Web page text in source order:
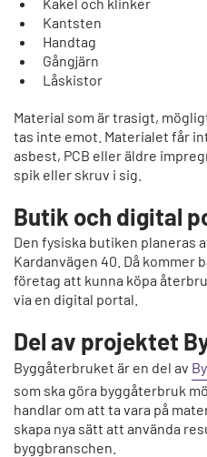
Kantsten
Handtag
Gångjärn
Låskistor
Material som är trasigt,
tas inte emot. Materialet får
asbest, PCB eller äldre
spik eller skruv i sig.
Butik och digital
Den fysiska butiken planeras
Kardanvägen 40. Då kommer
företag att kunna köpa
via en digital portal.
Del av projektet
Byggåterbruket är en del av
som ska göra byggåterbruk
handlar om att ta vara på
skapa nya sätt att använda
byggbranschen.